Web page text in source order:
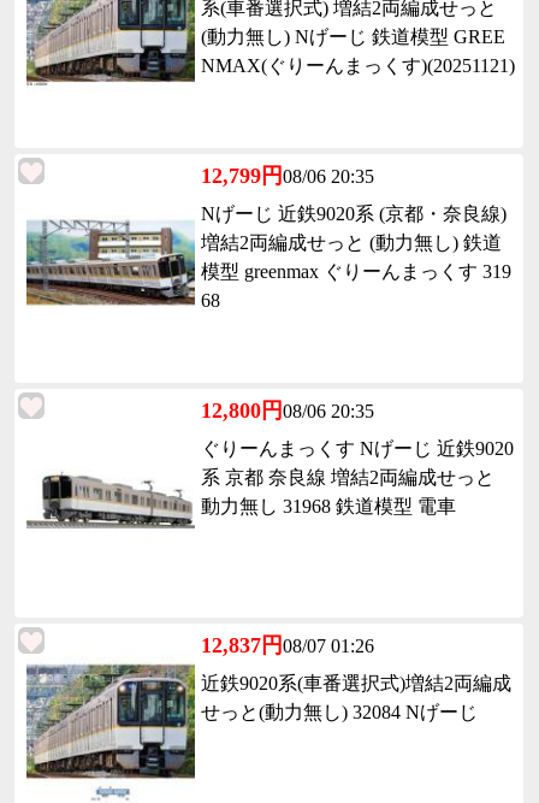
系(車番選択式) 増結2両編成せっと
(動力無し) Nげーじ 鉄道模型 GREE
NMAX(ぐりーんまっくす)(20251121)
12,799円08/06 20:35
Nげーじ 近鉄9020系 (京都・奈良線)
増結2両編成せっと (動力無し) 鉄道
模型 greenmax ぐりーんまっくす 319
68
12,800円08/06 20:35
ぐりーんまっくす Nげーじ 近鉄9020
系 京都 奈良線 増結2両編成せっと
動力無し 31968 鉄道模型 電車
12,837円08/07 01:26
近鉄9020系(車番選択式)増結2両編成
せっと(動力無し) 32084 Nげーじ